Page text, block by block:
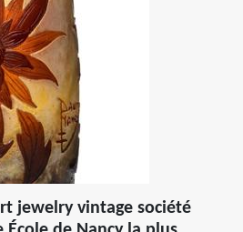
jewelry vintage société